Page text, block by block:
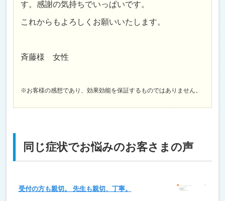
す。感謝の気持ちでいっぱいです。
これからもよろしくお願いいたします。
斉藤様 女性
※お客様の感想であり、効果効能を保証するものではありません。
同じ症状でお悩みのお客さまの声
受付の方も親切。 先生も親切、丁寧。